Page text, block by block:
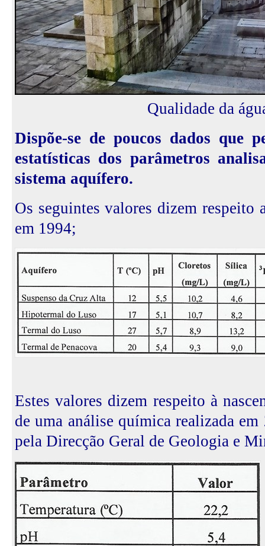
Qualidade da
Dispõe-se de poucos dados que
estatísticas dos parâmetros
sistema aquífero.
Os seguintes valores dizem respeito
em 1994;
Estes valores dizem respeito à
de uma análise química realizada
pela Direcção Geral de Geologia e